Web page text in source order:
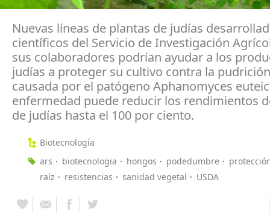
Nuevas líneas de plantas de judías
científicos del Servicio de Investigación
sus colaboradores podrían ayudar a los
judías a proteger su cultivo contra la
causada por el patógeno Aphanomyces
enfermedad puede reducir los rendimientos
de judías hasta el 100 por ciento.
Biotecnología
ars
biotecnologia hongos podedumbre
raíz
resistencias sanidad vegetal USDA